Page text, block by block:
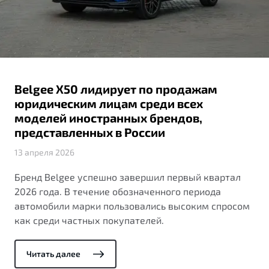
Яркий кроссовер
Обзор В наличии
S50
Элегантный и практичный седан
Автокредит
Страхование
Узнайте о специальных выгодах при покупке
ПОДДЕРЖКА
Belgee Линк
Belgee Плюс
Реферальная программа
Клиентская поддержка
О дилерском центре
Правовая информация
Belgee X50 лидирует по продажам
юридическим лицам среди всех
моделей иностранных брендов,
представленных в России
13 апреля 2026
Бренд Belgee успешно завершил первый квартал
2026 года. В течение обозначенного периода
автомобили марки пользовались высоким спросом
как среди частных покупателей.
Читать далее